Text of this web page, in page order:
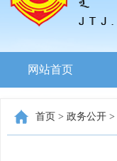
网站首页
首页 > 政务公开 >